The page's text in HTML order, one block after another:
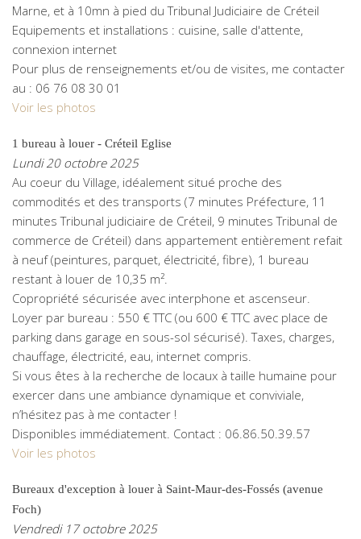
Marne, et à 10mn à pied du Tribunal Judiciaire de Créteil
Equipements et installations : cuisine, salle d'attente,
connexion internet
Pour plus de renseignements et/ou de visites, me contacter
au : 06 76 08 30 01
Voir les photos
1 bureau à louer - Créteil Eglise
Lundi 20 octobre 2025
Au coeur du Village, idéalement situé proche des
commodités et des transports (7 minutes Préfecture, 11
minutes Tribunal judiciaire de Créteil, 9 minutes Tribunal de
commerce de Créteil) dans appartement entièrement refait
à neuf (peintures, parquet, électricité, fibre), 1 bureau
restant à louer de 10,35 m².
Copropriété sécurisée avec interphone et ascenseur.
Loyer par bureau : 550 € TTC (ou 600 € TTC avec place de
parking dans garage en sous-sol sécurisé). Taxes, charges,
chauffage, électricité, eau, internet compris.
Si vous êtes à la recherche de locaux à taille humaine pour
exercer dans une ambiance dynamique et conviviale,
n’hésitez pas à me contacter !
Disponibles immédiatement. Contact : 06.86.50.39.57
Voir les photos
Bureaux d'exception à louer à Saint-Maur-des-Fossés (avenue
Foch)
Vendredi 17 octobre 2025